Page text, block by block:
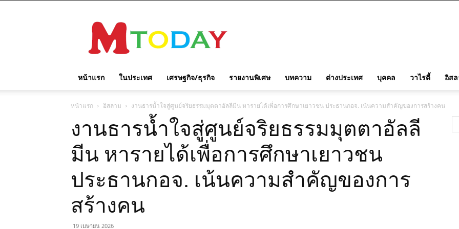
TODAY
หน้าแรก ในประเทศ เศรษฐกิจ/ธุรกิจ รายงานพิเศษ บทความ ต่างประเทศ บุคคล วาไรตี้ อิส
หน้าแรก อิสลาม งานธารน้ำใจสู่ศูนย์จริยธรรมมุตตาอัลลีมีน หารายได้เพื่อการศึกษาเยาวชน ประธานกอจ. เน้นความสำคัญของการสร้างคน
งานธารน้ำใจสู่ศูนย์จริยธรรมมุตตาอัลลี
มีน หารายได้เพื่อการศึกษาเยาวชน
ประธานกอจ. เน้นความสำคัญของการ
สร้างคน
19 เมษายน 2026